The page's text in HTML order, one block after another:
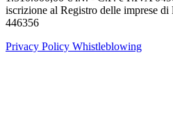
iscrizione al Registro delle imprese
446356
Privacy Policy Whistleblowing